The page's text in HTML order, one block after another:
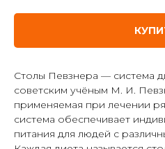
Столы Певзнера — система
советским учёным М. И.
применяемая при лечении
система обеспечивает
питания для людей с